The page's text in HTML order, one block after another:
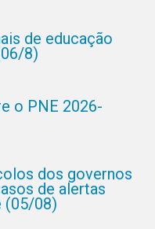
de educação
8)
o PNE 2026-
dos governos
de alertas
(05/08)